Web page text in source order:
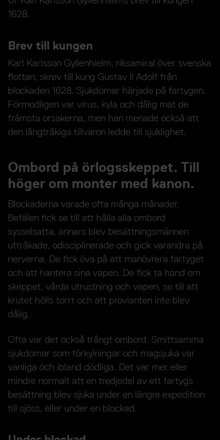
1628.
Brev till kungen
Karl Karlsson Gyllenhielm, riksamiral över svenska
flottan, skrev till kung Gustav II Adolf från
blockaden 1628. Sjukdomar härjade på fartygen.
Förmodligen var virus, kyla och dålig mat de
främsta orsakerna, men han menade också att
den långtråkiga tillvaron ledde till sjuklighet.
Ombord på örlogsskeppet. Till
höger om monter med kanon.
Blockaderna varade ofta många månader.
Befälen fick se till att hålla alla ombord
sysselsatta, annars blev besättningsmännen
uttråkade, odisciplinerade och gick varandra på
nerverna. De fick öva på att manövrera fartyget
och att hantera sina vapen. De fick ta hand om
skeppet, vårda utrustning och vapen, se till att
krutet hölls torrt och att provianten inte blev
dålig.
Ofta var det också trångt ombord. Smittsamma
sjukdomar som förkylningar och magsjuka var
vanliga och ibland dödliga. Det var mer eller
mindre normalt att en tredjedel av ett fartygs
besättning blev sjuka under en längre expedition
till sjöss, eller under en blockad.